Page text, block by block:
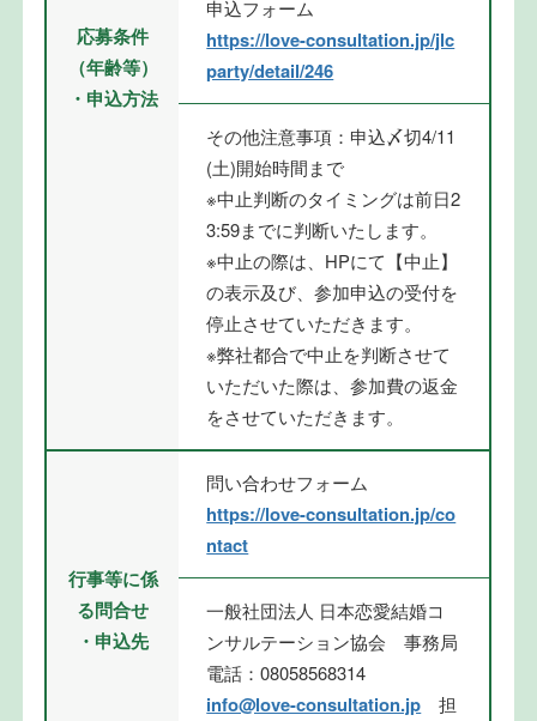
応募条件
（年齢等）
・申込方法
申込フォーム
https://love-consultation.jp/jlc
party/detail/246
その他注意事項：申込〆切4/11
(土)開始時間まで
※中止判断のタイミングは前日2
3:59までに判断いたします。
※中止の際は、HPにて【中止】
の表示及び、参加申込の受付を
停止させていただきます。
※弊社都合で中止を判断させて
いただいた際は、参加費の返金
をさせていただきます。
行事等に係
る問合せ
・申込先
問い合わせフォーム
https://love-consultation.jp/co
ntact
一般社団法人 日本恋愛結婚コ
ンサルテーション協会 事務局
電話：08058568314
info@love-consultation.jp 担